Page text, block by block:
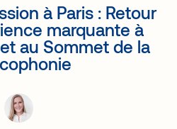
tout-en-un
à Paris : Retour
marquante à
et au Sommet de la